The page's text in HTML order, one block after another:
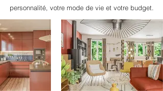
personnalité, votre mode de vie et votre budget.